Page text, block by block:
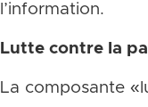
l’information.
Lutte contre la
La composante